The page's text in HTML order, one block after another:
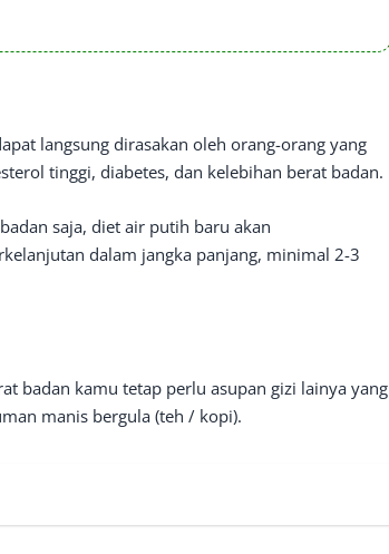
langsung dirasakan oleh orang-orang yang
tinggi, diabetes, dan kelebihan berat badan.
saja, diet air putih baru akan
dalam jangka panjang, minimal 2-3
badan kamu tetap perlu asupan gizi lainya yang
manis bergula (teh / kopi).